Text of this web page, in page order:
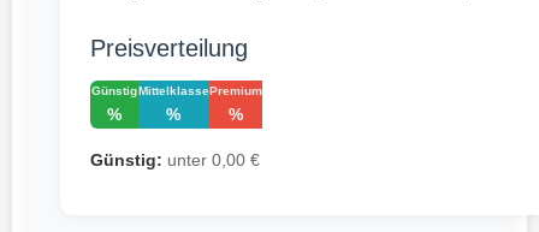
Preisverteilung
Günstig
%
Mittelklasse
%
Premium
%
Günstig: unter 0,00 €